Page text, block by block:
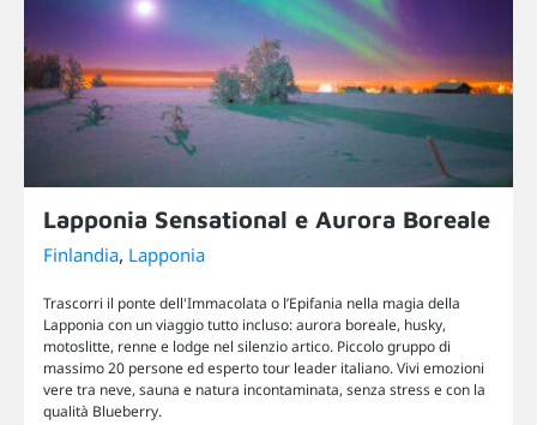
Lapponia Sensational e Aurora Boreale
Finlandia, Lapponia
Trascorri il ponte dell'Immacolata o l’Epifania nella magia della
Lapponia con un viaggio tutto incluso: aurora boreale, husky,
motoslitte, renne e lodge nel silenzio artico. Piccolo gruppo di
massimo 20 persone ed esperto tour leader italiano. Vivi emozioni
vere tra neve, sauna e natura incontaminata, senza stress e con la
qualità Blueberry.